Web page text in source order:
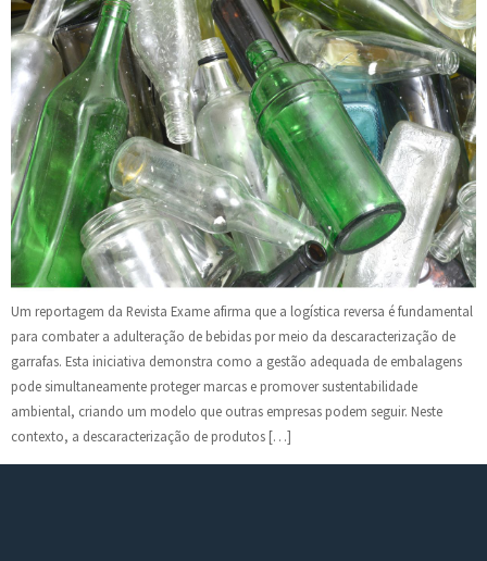
Um reportagem da Revista Exame afirma que a logística reversa é fundamental
para combater a adulteração de bebidas por meio da descaracterização de
garrafas. Esta iniciativa demonstra como a gestão adequada de embalagens
pode simultaneamente proteger marcas e promover sustentabilidade
ambiental, criando um modelo que outras empresas podem seguir. Neste
contexto, a descaracterização de produtos […]